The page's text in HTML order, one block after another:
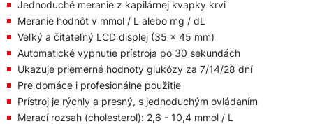
Jednoduché meranie z kapilárnej kvapky krvi
Meranie hodnôt v mmol / L alebo mg / dL
Veľký a čitateľný LCD displej (35 x 45 mm)
Automatické vypnutie prístroja po 30 sekundách
Ukazuje priemerné hodnoty glukózy za 7/14/28 dní
Pre domáce i profesionálne použitie
Prístroj je rýchly a presný, s jednoduchým ovládaním
Merací rozsah (cholesterol): 2,6 - 10,4 mmol / L